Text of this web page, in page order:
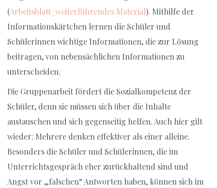
(Arbeitsblatt_weiterführendes Material). Mithilfe der
Informationskärtchen lernen die Schüler und
Schülerinnen wichtige Informationen, die zur Lösung
beitragen, von nebensächlichen Informationen zu
unterscheiden.
Die Gruppenarbeit fördert die Sozialkompetenz der
Schüler, denn sie müssen sich über die Inhalte
austauschen und sich gegenseitig helfen. Auch hier gilt
wieder: Mehrere denken effektiver als einer alleine.
Besonders die Schüler und Schülerinnen, die im
Unterrichtsgespräch eher zurückhaltend sind und
Angst vor „falschen“ Antworten haben, können sich im